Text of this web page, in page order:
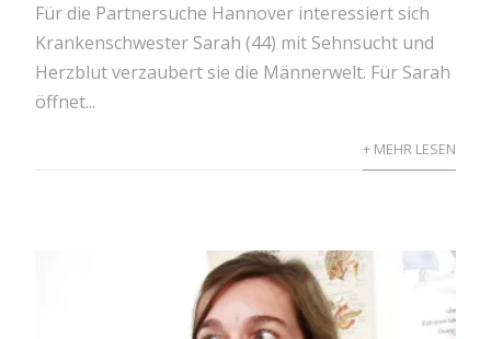
Für die Partnersuche Hannover interessiert sich
Krankenschwester Sarah (44) mit Sehnsucht und
Herzblut verzaubert sie die Männerwelt. Für Sarah
öffnet...
+ MEHR LESEN